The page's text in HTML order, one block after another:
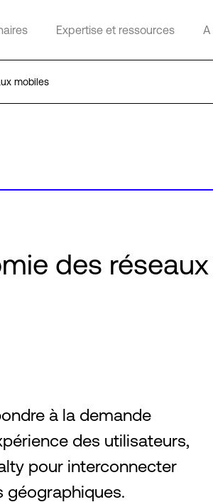
Expertise et ressources A
mobiles
des
à la demande
des utilisateurs,
pour interconnecter
géographiques.